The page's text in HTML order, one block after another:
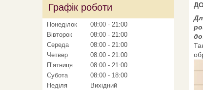
Графік роботи
Понеділок 08:00
21:00
Вівторок
08:00
21:00
Середа
08:00
21:00
Четвер
08:00
21:00
Пʼятниця
08:00
21:00
Субота
08:00
18:00
Неділя
Вихідний